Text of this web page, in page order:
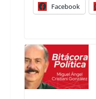
Facebook